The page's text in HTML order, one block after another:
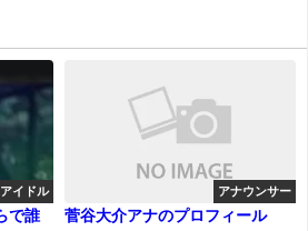
アイドル
で誰
アナウンサー
菅谷大介アナのプロフィール